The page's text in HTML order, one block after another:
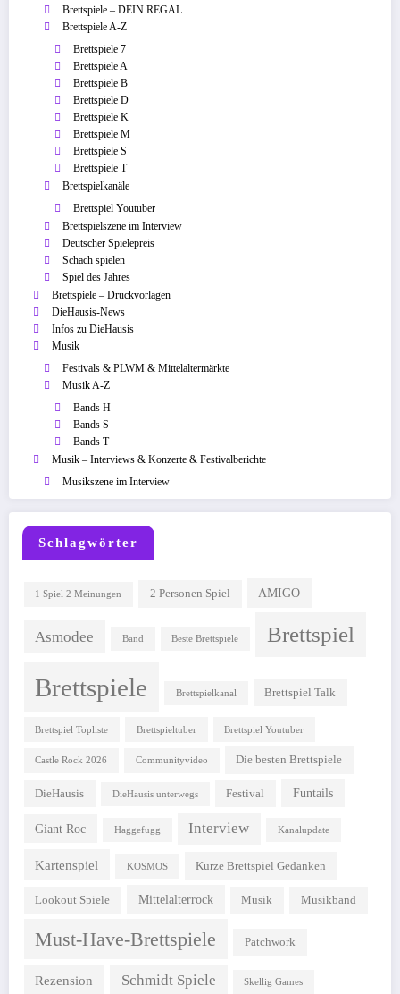
Brettspiele – DEIN REGAL
Brettspiele A-Z
Brettspiele 7
Brettspiele A
Brettspiele B
Brettspiele D
Brettspiele K
Brettspiele M
Brettspiele S
Brettspiele T
Brettspielkanäle
Brettspiel Youtuber
Brettspielszene im Interview
Deutscher Spielepreis
Schach spielen
Spiel des Jahres
Brettspiele – Druckvorlagen
DieHausis-News
Infos zu DieHausis
Musik
Festivals & PLWM & Mittelaltermärkte
Musik A-Z
Bands H
Bands S
Bands T
Musik – Interviews & Konzerte & Festivalberichte
Musikszene im Interview
Schlagwörter
1 Spiel 2 Meinungen 2 Personen Spiel AMIGO
Asmodee Band Beste Brettspiele Brettspiel
Brettspiele Brettspielkanal Brettspiel Talk
Brettspiel Topliste Brettspieltuber Brettspiel Youtuber
Castle Rock 2026 Communityvideo Die besten Brettspiele
DieHausis DieHausis unterwegs Festival Funtails
Giant Roc Haggefugg Interview Kanalupdate
Kartenspiel KOSMOS Kurze Brettspiel Gedanken
Lookout Spiele Mittelalterrock Musik Musikband
Must-Have-Brettspiele Patchwork
Rezension Schmidt Spiele Skellig Games